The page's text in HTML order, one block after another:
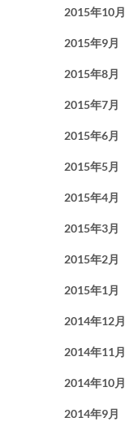
2015年10月
2015年9月
2015年8月
2015年7月
2015年6月
2015年5月
2015年4月
2015年3月
2015年2月
2015年1月
2014年12月
2014年11月
2014年10月
2014年9月